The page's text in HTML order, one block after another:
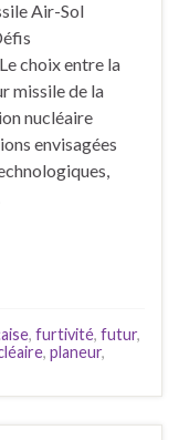
Air-Sol
choix entre la
missile de la
nucléaire
envisagées
, furtivité, futur,
, planeur,